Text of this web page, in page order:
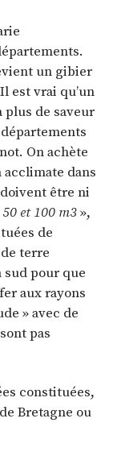
un gibier
est vrai qu’un
de saveur
On achète
acclimate dans
être ni
et 100 m3»,
de
terre
pour que
aux rayons
» avec de
pas
constituées,
Bretagne ou